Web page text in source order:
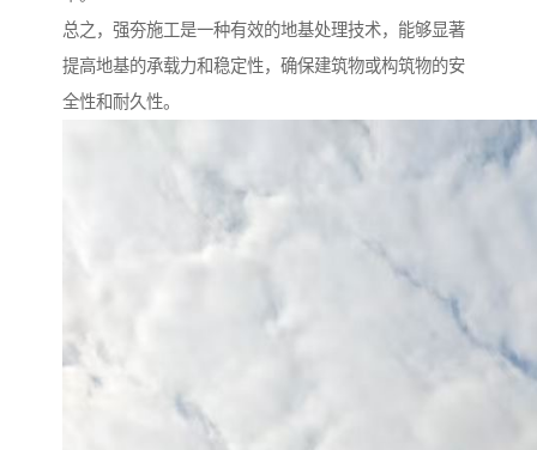
总之，强夯施工是一种有效的地基处理技术，能够显著
提高地基的承载力和稳定性，确保建筑物或构筑物的安
全性和耐久性。